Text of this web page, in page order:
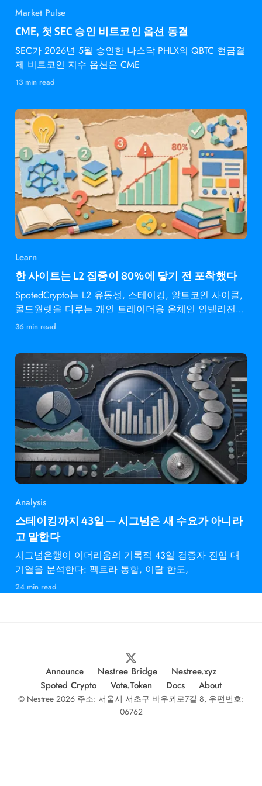
Market Pulse
CME, 첫 SEC 승인 비트코인 옵션 동결
SEC가 2026년 5월 승인한 나스닥 PHLX의 QBTC 현금결
제 비트코인 지수 옵션은 CME
13 min read
Learn
한 사이트는 L2 집중이 80%에 닿기 전 포착했다
SpotedCrypto는 L2 유동성, 스테이킹, 알트코인 사이클,
콜드월렛을 다루는 개인 트레이더용 온체인 인텔리전스
다.
36 min read
Analysis
스테이킹까지 43일 — 시그넘은 새 수요가 아니라
고 말한다
시그넘은행이 이더리움의 기록적 43일 검증자 진입 대
기열을 분석한다: 펙트라 통합, 이탈 한도,
24 min read
Announce Nestree Bridge
Nestree.xyz
Spoted Crypto
Vote.Token Docs About
© Nestree 2026 주소: 서울시 서초구 바우뫼로7길 8, 우편번호:
06762